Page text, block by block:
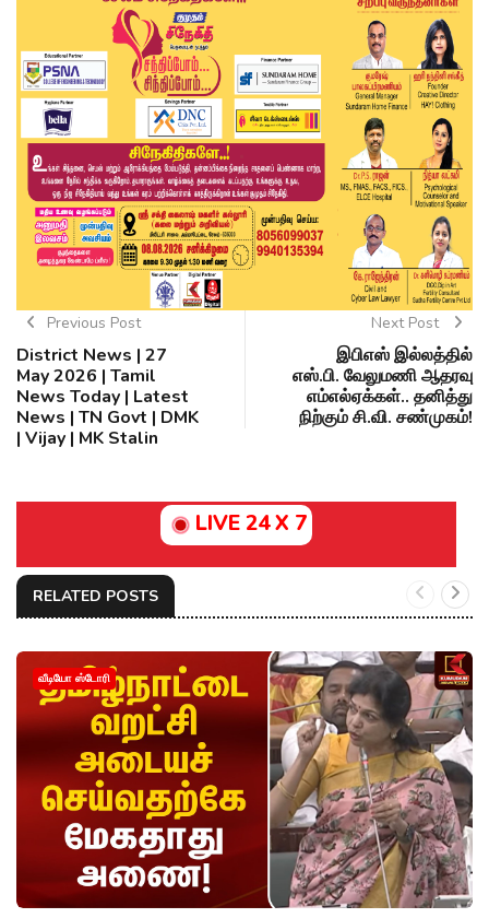
Previous Post
District News | 27
May 2026 | Tamil
News Today | Latest
News | TN Govt | DMK
| Vijay | MK Stalin
Next Post
இபிஎஸ் இல்லத்தில்
எஸ்.பி. வேலுமணி ஆதரவு
எம்எல்ஏக்கள்.. தனித்து
நிற்கும் சி.வி. சண்முகம்!
LIVE 24 X 7
RELATED POSTS
வீடியோ ஸ்டோரி